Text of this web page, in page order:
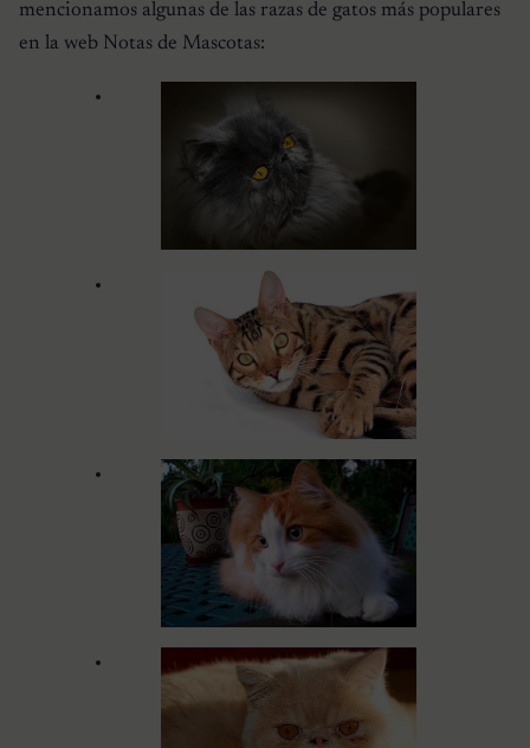
mencionamos algunas de las razas de gatos más populares
en la web Notas de Mascotas: